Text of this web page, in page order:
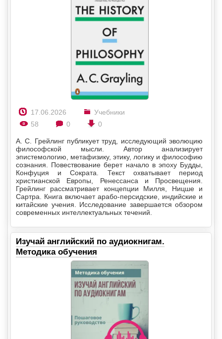
17.06.2026
Учебники
58
0 0
А. С. Грейлинг публикует труд, исследующий эволюцию
философской мысли. Автор анализирует
эпистемологию, метафизику, этику, логику и философию
сознания. Повествование берет начало в эпоху Будды,
Конфуция и Сократа. Текст охватывает период
христианской Европы, Ренессанса и Просвещения.
Грейлинг рассматривает концепции Милля, Ницше и
Сартра. Книга включает арабо-персидские, индийские и
китайские учения. Исследование завершается обзором
современных интеллектуальных течений.
Изучай английский по аудиокнигам.
Методика обучения